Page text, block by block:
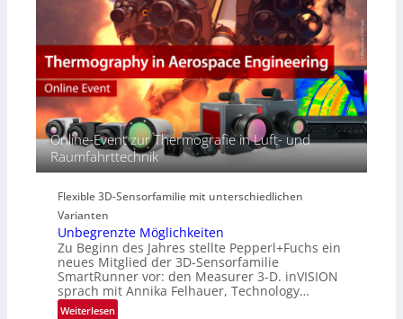
t
s
S
e
i
e
s
-
u
n
d
e
E
A
-
R
e
o
n
s
p
e
c
r
a
l
N
s
‘
Online-Event zur Thermografie in Luft- und
Raumfahrttechnik
Flexible 3D-Sensorfamilie mit unterschiedlichen
Varianten
Unbegrenzte Möglichkeiten
Zu Beginn des Jahres stellte Pepperl+Fuchs ein
neues Mitglied der 3D-Sensorfamilie
SmartRunner vor: den Measurer 3-D. inVISION
sprach mit Annika Felhauer, Technology…
Weiterlesen: